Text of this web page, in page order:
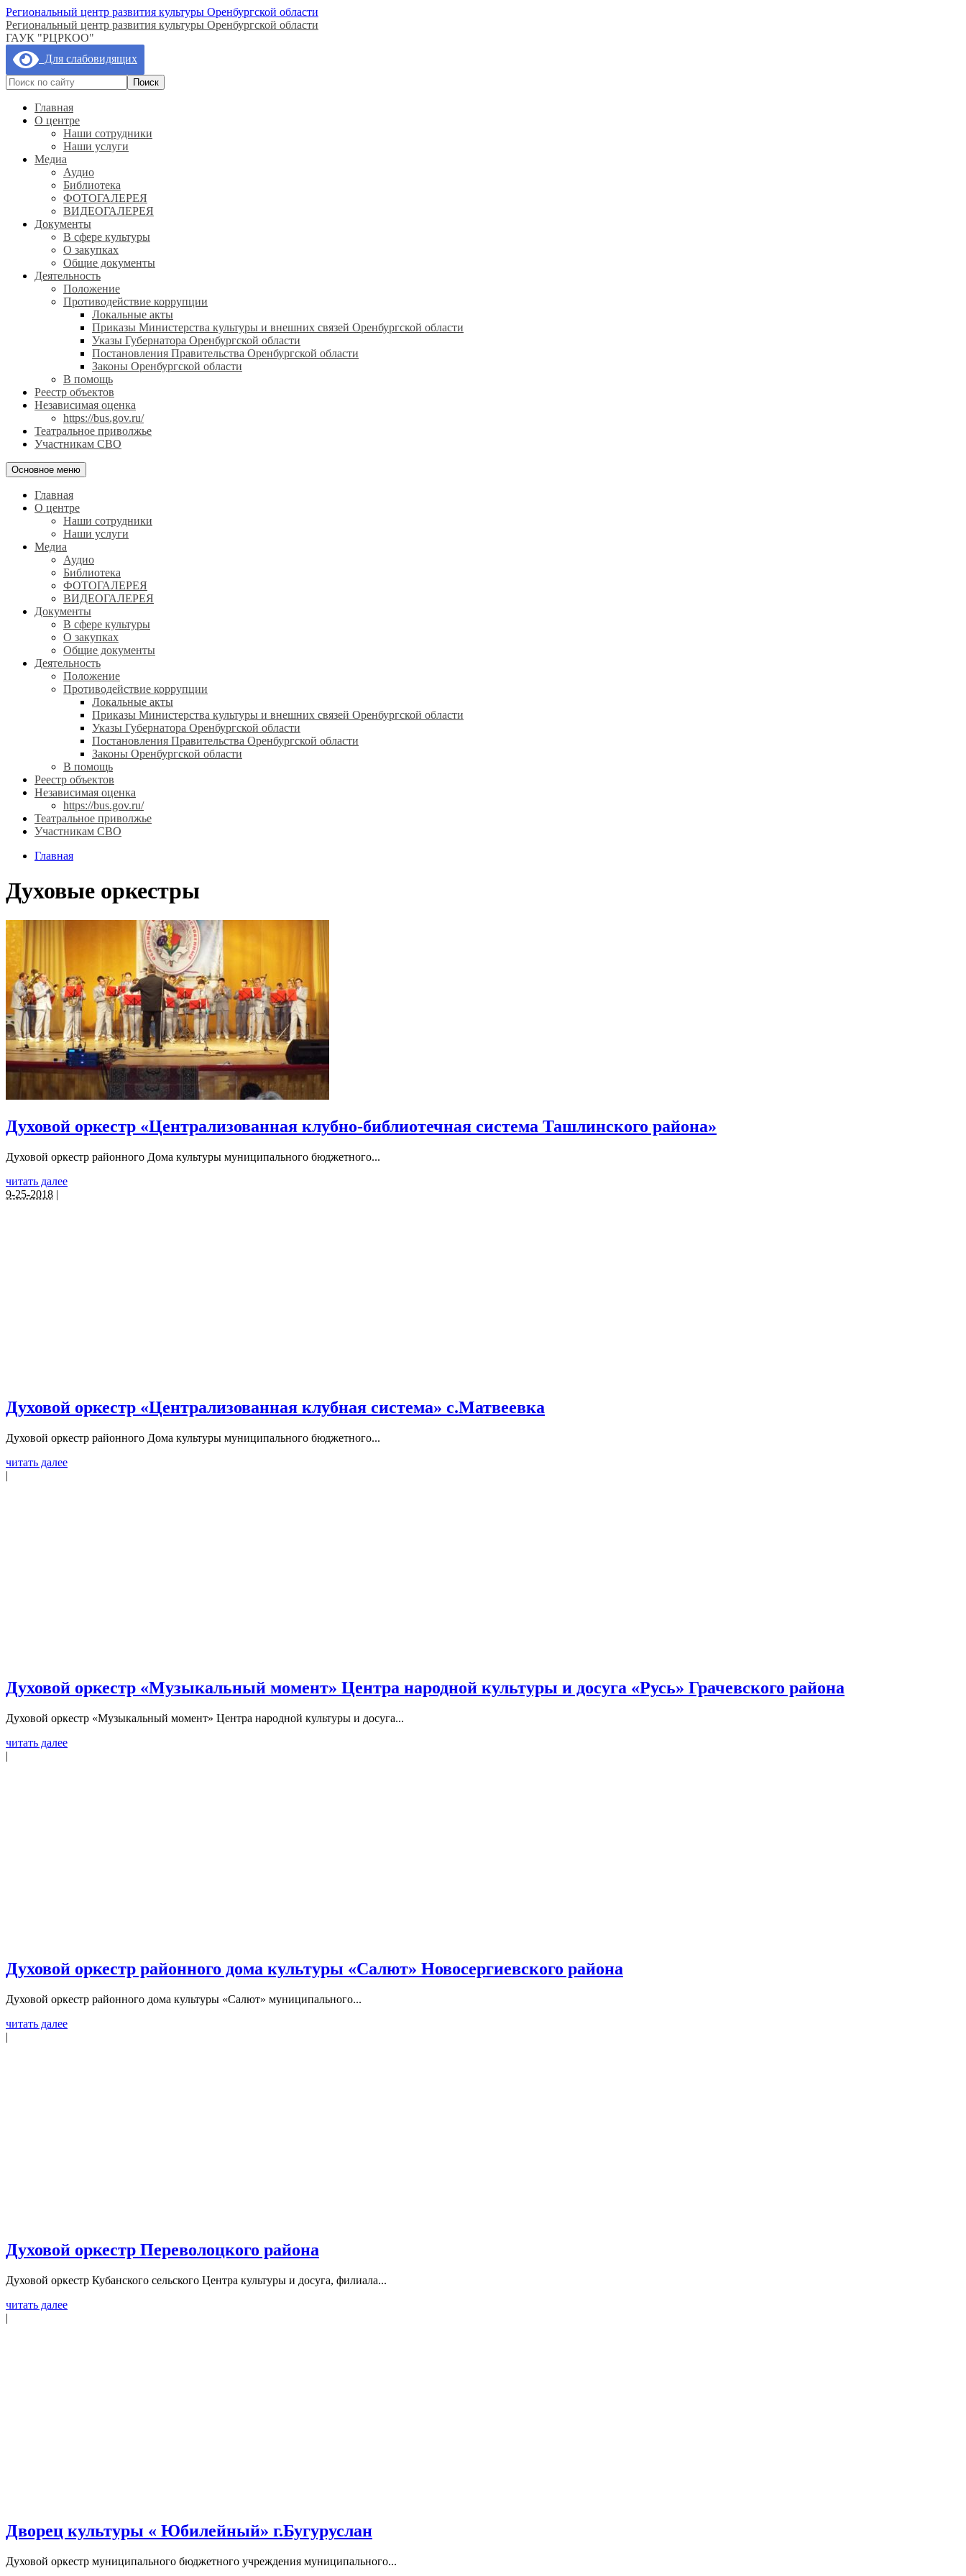
Региональный центр развития культуры Оренбургской области
Региональный центр развития культуры Оренбургской области
ГАУК "РЦРКОО"
Для слабовидящих
Главная
О центре
Наши сотрудники
Наши услуги
Медиа
Аудио
Библиотека
ФОТОГАЛЕРЕЯ
ВИДЕОГАЛЕРЕЯ
Документы
В сфере культуры
О закупках
Общие документы
Деятельность
Положение
Противодействие коррупции
Локальные акты
Приказы Министерства культуры и внешних связей Оренбургской области
Указы Губернатора Оренбургской области
Постановления Правительства Оренбургской области
Законы Оренбургской области
В помощь
Реестр объектов
Независимая оценка
https://bus.gov.ru/
Театральное приволжье
Участникам СВО
Основное меню
Главная
О центре
Наши сотрудники
Наши услуги
Медиа
Аудио
Библиотека
ФОТОГАЛЕРЕЯ
ВИДЕОГАЛЕРЕЯ
Документы
В сфере культуры
О закупках
Общие документы
Деятельность
Положение
Противодействие коррупции
Локальные акты
Приказы Министерства культуры и внешних связей Оренбургской области
Указы Губернатора Оренбургской области
Постановления Правительства Оренбургской области
Законы Оренбургской области
В помощь
Реестр объектов
Независимая оценка
https://bus.gov.ru/
Театральное приволжье
Участникам СВО
Главная
Духовые оркестры
Духовой оркестр «Централизованная клубно-библиотечная система Ташлинского района»
Духовой оркестр районного Дома культуры муниципального бюджетного...
читать далее
9-25-2018 |
Духовой оркестр «Централизованная клубная система» с.Матвеевка
Духовой оркестр районного Дома культуры муниципального бюджетного...
читать далее
|
Духовой оркестр «Музыкальный момент» Центра народной культуры и досуга «Русь» Грачевского района
Духовой оркестр «Музыкальный момент» Центра народной культуры и досуга...
читать далее
|
Духовой оркестр районного дома культуры «Салют» Новосергиевского района
Духовой оркестр районного дома культуры «Салют» муниципального...
читать далее
|
Духовой оркестр Переволоцкого района
Духовой оркестр Кубанского сельского Центра культуры и досуга, филиала...
читать далее
|
Дворец культуры « Юбилейный» г.Бугуруслан
Духовой оркестр муниципального бюджетного учреждения муниципального...